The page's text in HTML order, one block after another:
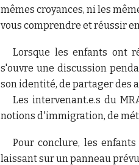
mêmes croyances, ni les
vous comprendre et réussir
Lorsque les enfants ont
s'ouvre une discussion
son identité, de partager des
Les intervenant.e.s du
notions d'immigration, de
Pour conclure, les
laissant sur un panneau